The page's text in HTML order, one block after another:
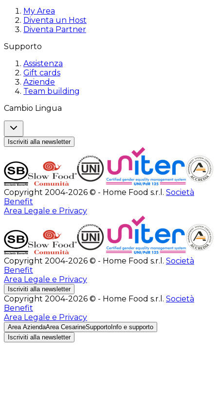
My Area
Diventa un Host
Diventa Partner
Supporto
Assistenza
Gift cards
Aziende
Team building
Cambio Lingua
Iscriviti alla newsletter
Copyright 2004-2026 © - Home Food s.r.l. Società
Benefit
Area Legale e Privacy
Copyright 2004-2026 © - Home Food s.r.l. Società
Benefit
Area Legale e Privacy
Iscriviti alla newsletter
Copyright 2004-2026 © - Home Food s.r.l. Società
Benefit
Area Legale e Privacy
Area AziendaArea CesarineSupporto Info e supporto
Iscriviti alla newsletter